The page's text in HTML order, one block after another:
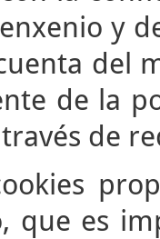
y
del
de la
de
que es